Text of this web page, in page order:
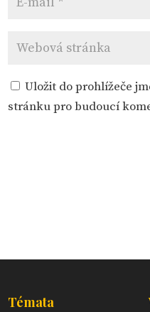
Uložit do prohlížeče
stránku pro budoucí
Témata